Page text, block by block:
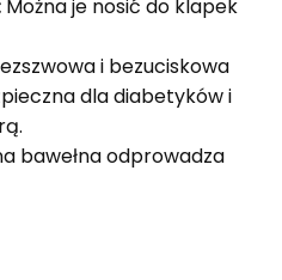
Można je nosić do klapek
i bezuciskowa
dla diabetyków i
bawełna odprowadza